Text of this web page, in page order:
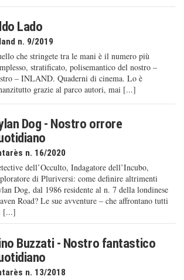
Lado
n. 9/2019
che stringete tra le mani è il numero più
stratificato, polisemantico del nostro –
– INLAND. Quaderni di cinema. Lo è
grazie al parco autori, mai [...]
Dog - Nostro orrore
n. 16/2020
dell’Occulto, Indagatore dell’Incubo,
di Pluriversi: come definire altrimenti
Dog, dal 1986 residente al n. 7 della londinese
Road? Le sue avventure – che affrontano tutti
[...]
Buzzati - Nostro fantastico
n. 13/2018